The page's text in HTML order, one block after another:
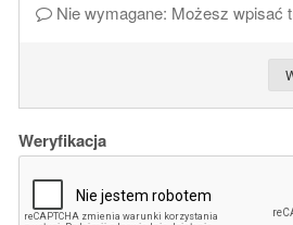
Nie wymagane: Możesz wpisać
Weryfikacja